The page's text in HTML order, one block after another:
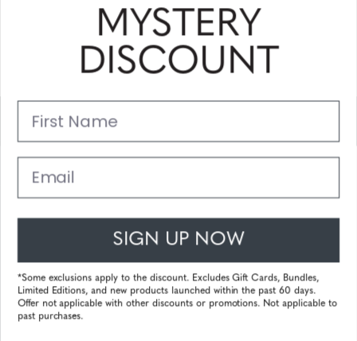
Sale up to 20% off for your next purchase in this month!
Support
Powered byTecframe ERP
MYSTERY
DISCOUNT
First Name
Email
SIGN UP NOW
*Some exclusions apply to the discount. Excludes Gift Cards, Bundles,
Limited Editions, and new products launched within the past 60 days.
Offer not applicable with other discounts or promotions. Not applicable to
past purchases.